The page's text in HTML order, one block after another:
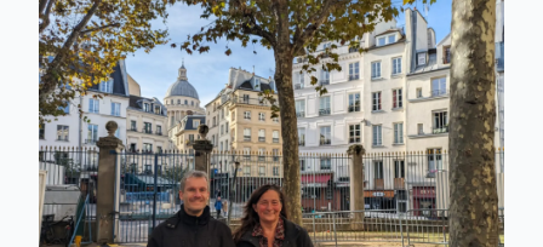
Linkedin
Facebook
Threads
Bluesky
email